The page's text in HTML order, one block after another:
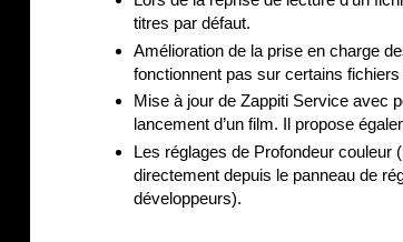
titres par défaut.
Amélioration de la prise en charge
fonctionnent pas sur certains
Mise à jour de Zappiti Service avec
lancement d’un film. Il propose
Les réglages de Profondeur
directement depuis le panneau de
développeurs).